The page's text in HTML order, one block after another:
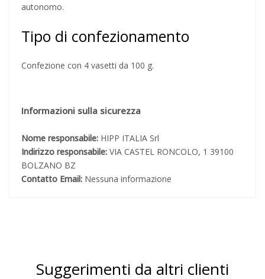
autonomo.
Tipo di confezionamento
Confezione con 4 vasetti da 100 g.
Informazioni sulla sicurezza
Nome responsabile: HIPP ITALIA Srl
Indirizzo responsabile: VIA CASTEL RONCOLO, 1 39100
BOLZANO BZ
Contatto Email: Nessuna informazione
Suggerimenti da altri clienti